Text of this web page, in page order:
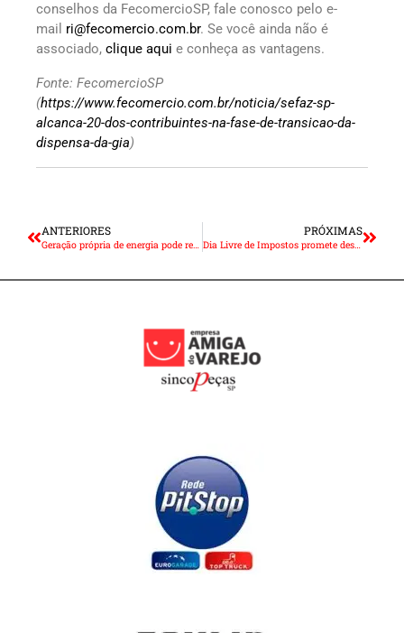
conselhos da FecomercioSP, fale conosco pelo e-
mail ri@fecomercio.com.br. Se você ainda não é
associado, clique aqui e conheça as vantagens.
Fonte: FecomercioSP
(https://www.fecomercio.com.br/noticia/sefaz-sp-
alcanca-20-dos-contribuintes-na-fase-de-transicao-da-
dispensa-da-gia)
ANTERIORES
Geração própria de energia pode reduzir a conta de luz em todo o País
PRÓXIMAS
Dia Livre de Impostos promete descontos de até 70% na quinta-feira